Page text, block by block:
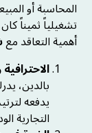
المحاسبة أو
تشغيلياً ثميناً
أهمية التعاقد مع
بالدين،
يدفعه
التجارية